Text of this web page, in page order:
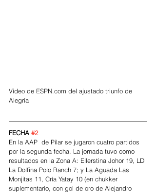
Video de ESPN.com del ajustado triunfo de
Alegría
FECHA #2
En la AAP  de Pilar se jugaron cuatro partidos
por la segunda fecha. La jornada tuvo como
resultados en la Zona A: Ellerstina Johor 19, LD
La Dolfina Polo Ranch 7; y La Aguada Las
Monjitas 11, Cría Yatay 10 (en chukker
suplementario, con gol de oro de Alejandro